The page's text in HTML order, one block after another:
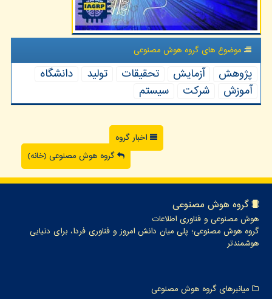
موضوع های گروه هوش مصنوعی
پژوهش آزمایش تحقیقات تولید
دانشگاه
آموزش
شركت سیستم
اخبار گروه
گروه هوش مصنوعی (خانه)
گروه هوش مصنوعی
هوش مصنوعی و فناوری اطلاعات
گروه هوش مصنوعی؛ پلی میان دانش امروز و فناوری فردا، برای دنیایی
هوشمندتر
میانبرهای گروه هوش مصنوعی